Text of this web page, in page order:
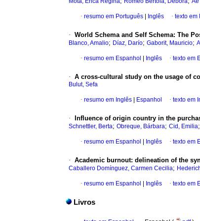
· resumo em Português Inglês · texto em
· World Schema and Self Schema: The
Blanco, Amalio; Díaz, Darío; Gaborit, Mauricio;
· resumo em Espanhol Inglês · texto em
· A cross-cultural study on the usage of
Bulut, Sefa
· resumo em Inglês Espanhol · texto em
· Influence of origin country in the
Schnettler, Berta; Obreque, Bárbara; Cid, Emilia;
· resumo em Espanhol Inglês · texto em
· Academic burnout: delineation of the
Caballero Domínguez, Carmen Cecilia;
· resumo em Espanhol Inglês · texto em
Livros